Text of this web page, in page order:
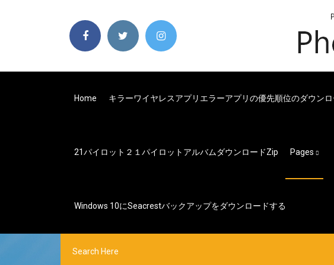
Home キラーワイヤレスアプリエラーアプリの優先順位のダウンロ
21パイロット２１パイロットアルバムダウンロードzip Pages
Windows 10にSeacrestバックアップをダウンロードする